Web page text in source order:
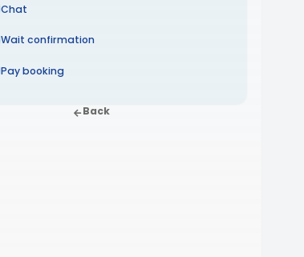
Chat
Wait confirmation
Pay booking
Back